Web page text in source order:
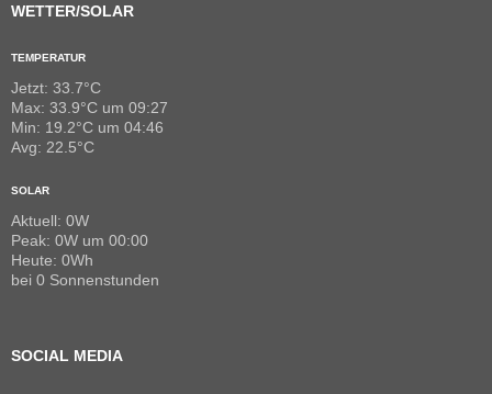
WETTER/SOLAR
TEMPERATUR
Jetzt: 33.7°C
Max: 33.9°C um 09:27
Min: 19.2°C um 04:46
Avg: 22.5°C
SOLAR
Aktuell: 0W
Peak: 0W um 00:00
Heute: 0Wh
bei 0 Sonnenstunden
SOCIAL MEDIA